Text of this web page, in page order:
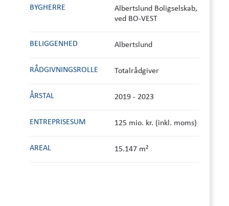
BYGHERRE
Albertslund Boligselskab,
ved BO-VEST
BELIGGENHED Albertslund
RÅDGIVNINGS­ROLLE Totalrådgiver
ÅRSTAL 2019 - 2023
ENTREPRISESUM 125 mio. kr. (inkl. moms)
AREAL 15.147 m²